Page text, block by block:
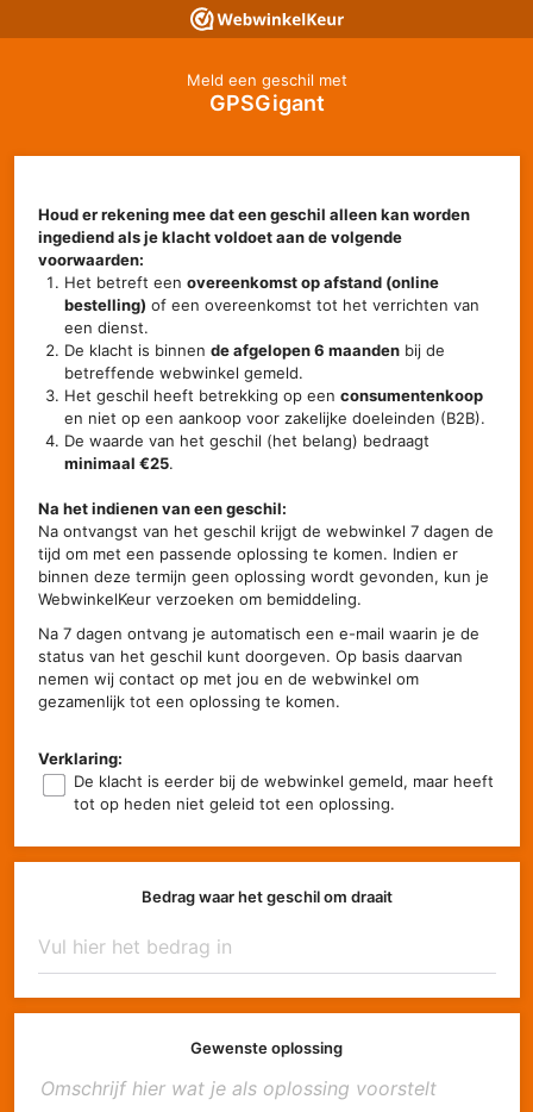
Meld een geschil met
GPSGigant
Houd er rekening mee dat een geschil alleen kan worden
ingediend als je klacht voldoet aan de volgende
voorwaarden:
Het betreft eenovereenkomst op afstand (online
bestelling) of een overeenkomst tot het verrichten van
een dienst.
De klacht is binnende afgelopen 6 maanden bij de
betreffende webwinkel gemeld.
Het geschil heeft betrekking op eenconsumentenkoop
en niet op een aankoop voor zakelijke doeleinden (B2B).
De waarde van het geschil (het belang) bedraagt
minimaal €25.
Na het indienen van een geschil:
Na ontvangst van het geschil krijgt de webwinkel 7 dagen de
tijd om met een passende oplossing te komen. Indien er
binnen deze termijn geen oplossing wordt gevonden, kun je
WebwinkelKeur verzoeken om bemiddeling.
Na 7 dagen ontvang je automatisch een e-mail waarin je de
status van het geschil kunt doorgeven. Op basis daarvan
nemen wij contact op met jou en de webwinkel om
gezamenlijk tot een oplossing te komen.
Verklaring:
De klacht is eerder bij de webwinkel gemeld, maar heeft
tot op heden niet geleid tot een oplossing.
Bedrag waar het geschil om draait
Gewenste oplossing